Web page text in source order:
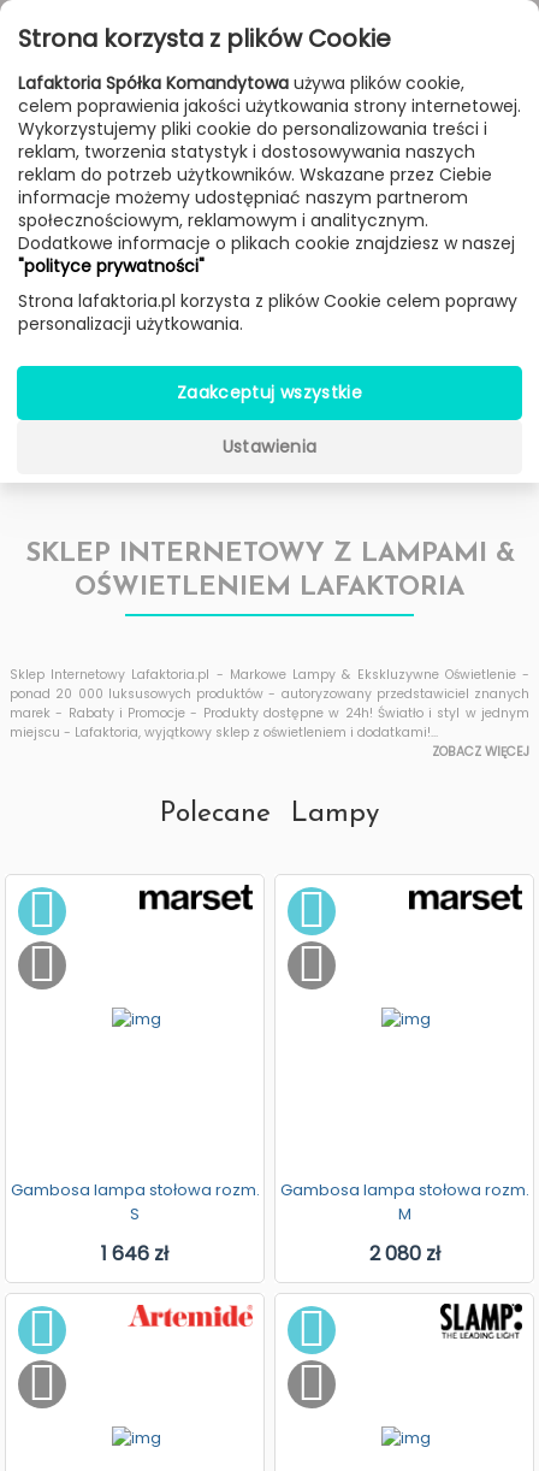
Przejdź do treści
SKLEP INTERNETOWY Z LAMPAMI &
OŚWIETLENIEM LAFAKTORIA
Sklep Internetowy Lafaktoria.pl - Markowe Lampy & Ekskluzywne Oświetlenie -
ponad 20 000 luksusowych produktów - autoryzowany przedstawiciel znanych
marek - Rabaty i Promocje - Produkty dostępne w 24h! Światło i styl w jednym
miejscu - Lafaktoria, wyjątkowy sklep z oświetleniem i dodatkami!...
ZOBACZ WIĘCEJ
Polecane Lampy
Gambosa lampa stołowa rozm.
S
1 646 zł
Gambosa lampa stołowa rozm.
M
2 080 zł
Strona korzysta z plików Cookie
Lafaktoria Spółka Komandytowa używa plików cookie,
celem poprawienia jakości użytkowania strony internetowej.
Wykorzystujemy pliki cookie do personalizowania treści i
reklam, tworzenia statystyk i dostosowywania naszych
reklam do potrzeb użytkowników. Wskazane przez Ciebie
informacje możemy udostępniać naszym partnerom
społecznościowym, reklamowym i analitycznym.
Dodatkowe informacje o plikach cookie znajdziesz w naszej
"polityce prywatności"
Strona lafaktoria.pl korzysta z plików Cookie celem poprawy
personalizacji użytkowania.
Zaakceptuj wszystkie
Ustawienia